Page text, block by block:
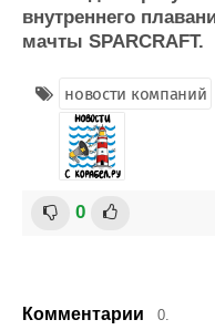
Журнал
Конференции
Выставки и семинары
Личности
Словарь
внутреннего
мачты SPARCRAFT.
новости компаний
0
Комментарии 0.